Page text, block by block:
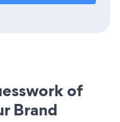
of
Brand